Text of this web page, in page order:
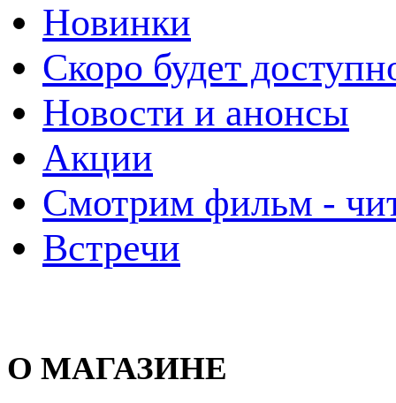
Новинки
Скоро будет
Новости и анонсы
Акции
Смотрим фильм -
Встречи
О МАГАЗИНЕ